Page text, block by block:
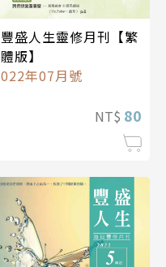
豐盛人生靈修月刊【繁
體版】
022年07月號
NT$ 80